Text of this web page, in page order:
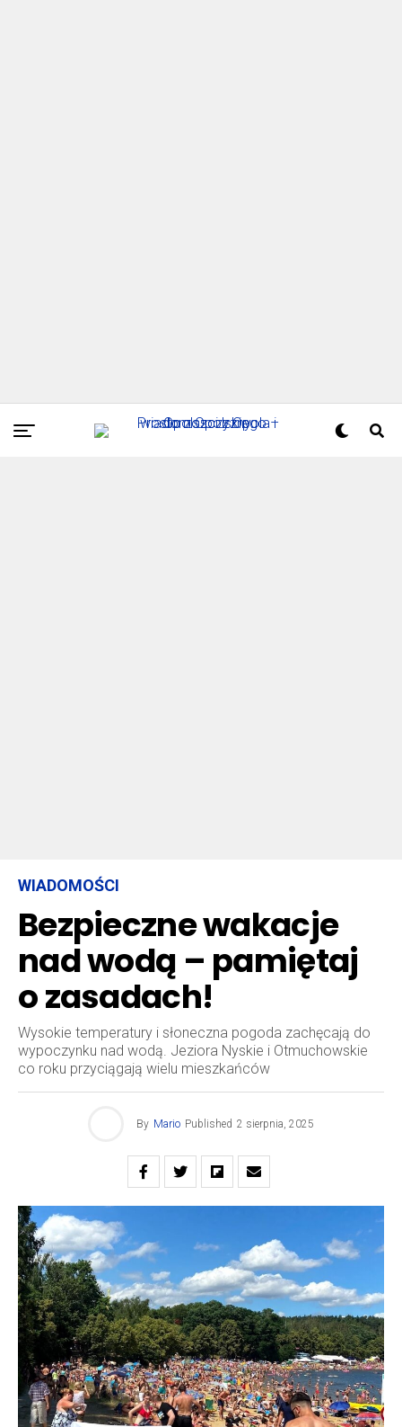
WIADOMOŚCI
Bezpieczne wakacje
nad wodą – pamiętaj
o zasadach!
Wysokie temperatury i słoneczna pogoda zachęcają do
wypoczynku nad wodą. Jeziora Nyskie i Otmuchowskie
co roku przyciągają wielu mieszkańców
By Mario Published 2 sierpnia, 2025